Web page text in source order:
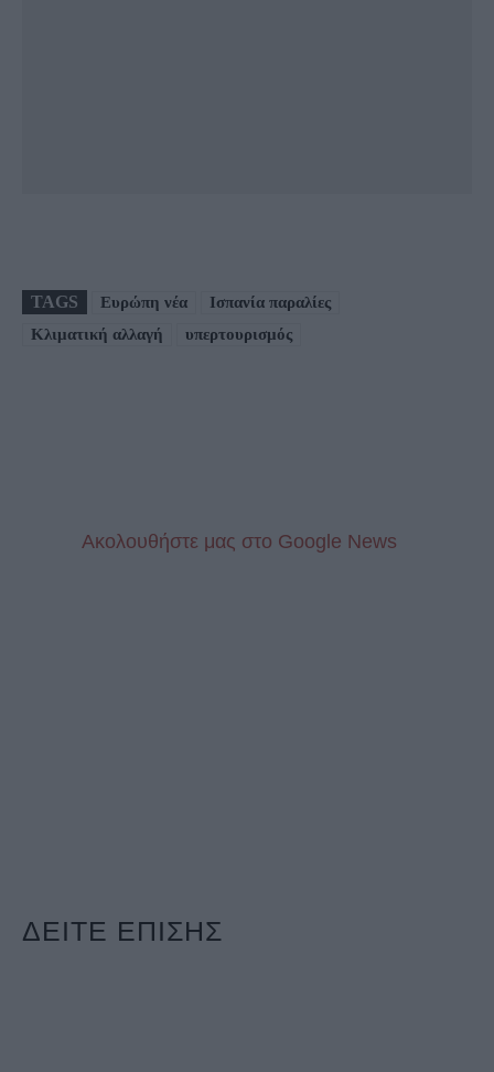
TAGS Ευρώπη νέα
Ισπανία παραλίες
Κλιματική αλλαγή
υπερτουρισμός
Aκολουθήστε μας στo Google News
ΔΕΙΤΕ ΕΠΙΣΗΣ